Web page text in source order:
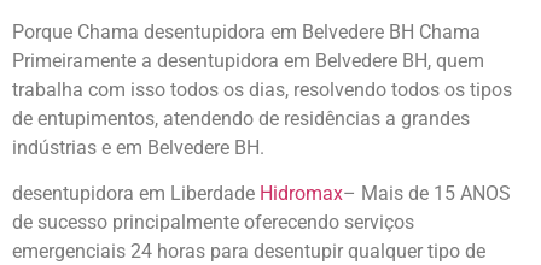
Porque Chama desentupidora em Belvedere BH Chama
Primeiramente a desentupidora em Belvedere BH, quem
trabalha com isso todos os dias, resolvendo todos os tipos
de entupimentos, atendendo de residências a grandes
indústrias e em Belvedere BH.
desentupidora em Liberdade Hidromax– Mais de 15 ANOS
de sucesso principalmente oferecendo serviços
emergenciais 24 horas para desentupir qualquer tipo de